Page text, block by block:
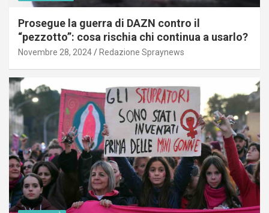
Prosegue la guerra di DAZN contro il
“pezzotto”: cosa rischia chi continua a usarlo?
Novembre 28, 2024 Redazione Spraynews